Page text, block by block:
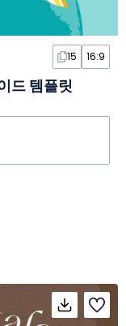
15 16:9
드 템플릿